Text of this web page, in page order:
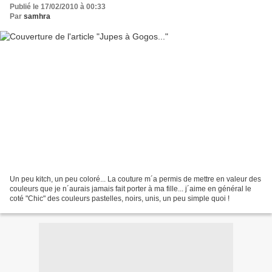
Publié le 17/02/2010 à 00:33
Par samhra
Un peu kitch, un peu coloré... La couture m´a permis de mettre en valeur des
couleurs que je n´aurais jamais fait porter à ma fille... j´aime en général le
coté "Chic" des couleurs pastelles, noirs, unis, un peu simple quoi !